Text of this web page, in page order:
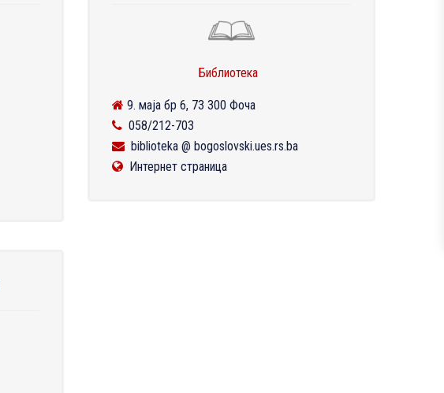
Библиотека
9. маја бр 6, 73 300 Фоча
058/212-703
biblioteka @ bogoslovski.ues.rs.ba
Интернет страница